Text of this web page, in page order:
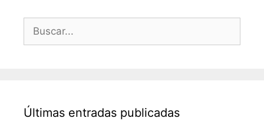
Buscar:
Últimas entradas publicadas